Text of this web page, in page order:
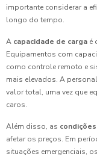
importante considerar a
longo do tempo.
A capacidade de carga é
Equipamentos com
como controle remoto e
mais elevados. A
valor total, uma vez que
caros.
Além disso, as
afetar os preços. Em
situações emergenciais,